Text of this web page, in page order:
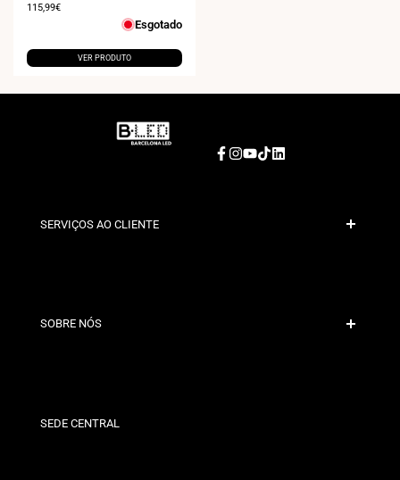
Preço
115,99€
Esgotado
VER PRODUTO
Facebook
Instagram
YouTube
TikTokLinkedIn
SERVIÇOS AO CLIENTE
Contacto
SOBRE NÓS
Nossas Lojas
SEDE CENTRAL